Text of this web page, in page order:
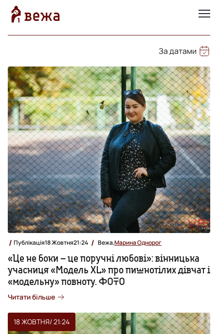
За датами
Публікація18 Жовтня21:24 Вежа,Марина Однорог
«Це не боки – це поручні любові»: вінницька
учасниця «Модель XL» про пишнотілих дівчат і
«модельну» повноту. ФОТО
Читати більше
18 ЖОВТНЯ/ 21:24